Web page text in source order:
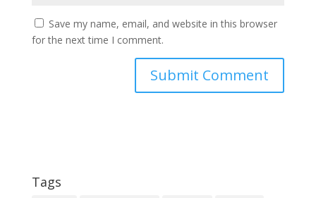
Save my name, email, and website in this browser
for the next time I comment.
Tags